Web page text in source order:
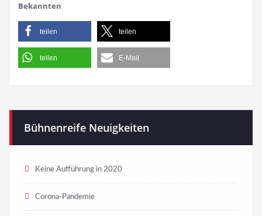
Bekannten
teilen teilen
teilen E-Mail
Bühnenreife Neuigkeiten
Keine Aufführung in 2020
Corona-Pandemie